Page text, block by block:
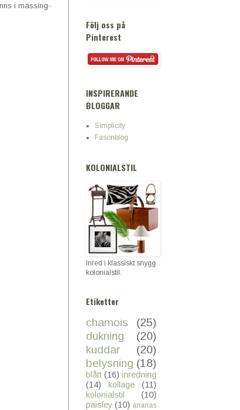
i mässing-
Följ oss på
Pinterest
INSPIRERANDE
BLOGGAR
Simplicity
Fasonblog
KOLONIALSTIL
Inred i klassiskt snygg
kolonialstil.
Etiketter
chamois
(25)
dukning
(20)
kuddar
(20)
belysning (18)
blått (16) inredning
(14)
kollage
(11)
kolonialstil
(10)
paisley (10) ananas